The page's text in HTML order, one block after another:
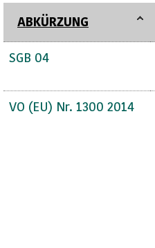
ABKÜRZUNG
SGB 04
VO (EU) Nr. 1300 2014